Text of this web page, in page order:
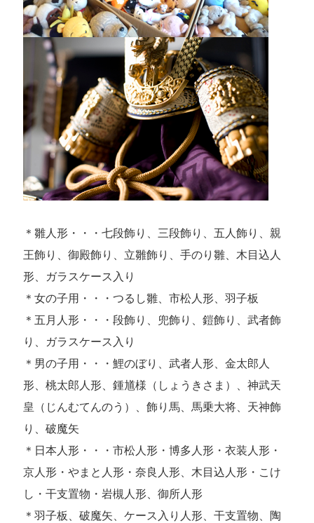
＊雛人形・・・七段飾り、三段飾り、五人飾り、親
王飾り、御殿飾り、立雛飾り、手のり雛、木目込人
形、ガラスケース入り
＊女の子用・・・つるし雛、市松人形、羽子板
＊五月人形・・・段飾り、兜飾り、鎧飾り、武者飾
り、ガラスケース入り
＊男の子用・・・鯉のぼり、武者人形、金太郎人
形、桃太郎人形、鍾馗様（しょうきさま）、神武天
皇（じんむてんのう）、飾り馬、馬乗大将、天神飾
り、破魔矢
＊日本人形・・・市松人形・博多人形・衣装人形・
京人形・やまと人形・奈良人形、木目込人形・こけ
し・干支置物・岩槻人形、御所人形
＊羽子板、破魔矢、ケース入り人形、干支置物、陶